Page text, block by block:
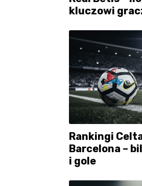
kluczowi
Rankingi
Barcelona –
i gole